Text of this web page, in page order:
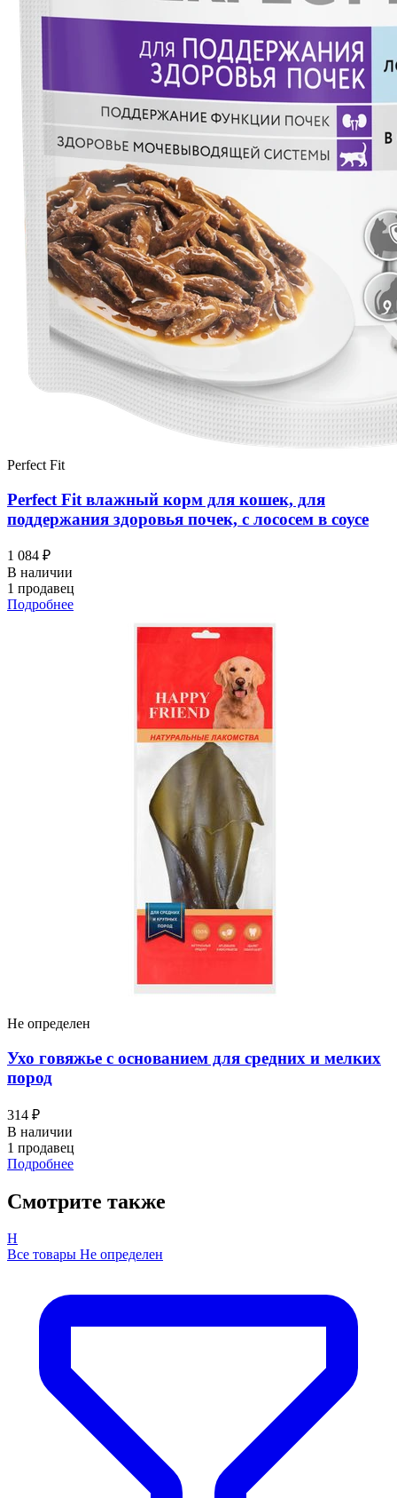
Perfect Fit
Perfect Fit влажный корм для кошек, для
поддержания здоровья почек, с лососем в соусе
1 084 ₽
В наличии
1 продавец
Подробнее
Не определен
Ухо говяжье с основанием для средних и мелких
пород
314 ₽
В наличии
1 продавец
Подробнее
Смотрите также
Н
Все товары Не определен